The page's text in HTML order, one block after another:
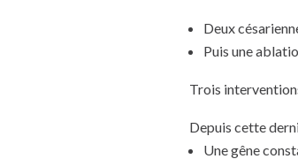
Deux
Puis une
Trois
Depuis cette
Une gêne